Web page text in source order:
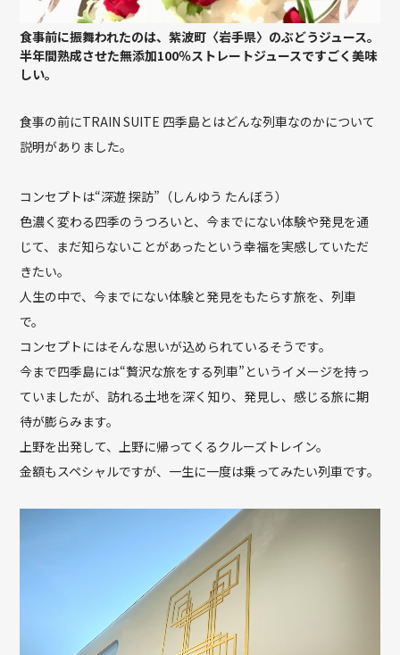
食事前に振舞われたのは、紫波町〈岩手県〉のぶどうジュース。
半年間熟成させた無添加100％ストレートジュースですごく美味
しい。
食事の前にTRAIN SUITE 四季島とはどんな列車なのかについて
説明がありました。
コンセプトは“深遊 探訪”（しんゆう たんぼう）
色濃く変わる四季のうつろいと、今までにない体験や発見を通
じて、まだ知らないことがあったという幸福を実感していただ
きたい。
人生の中で、今までにない体験と発見をもたらす旅を、列車
で。
コンセプトにはそんな思いが込められているそうです。
今まで四季島には“贅沢な旅をする列車”というイメージを持っ
ていましたが、訪れる土地を深く知り、発見し、感じる旅に期
待が膨らみます。
上野を出発して、上野に帰ってくるクルーズトレイン。
金額もスペシャルですが、一生に一度は乗ってみたい列車です。